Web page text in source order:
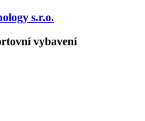
s.r.o.
vybavení